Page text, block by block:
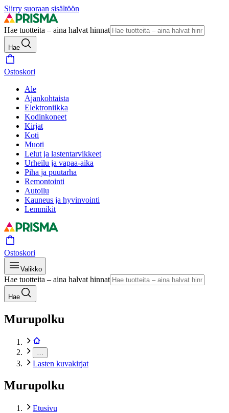
Siirry suoraan sisältöön
Hae tuotteita – aina halvat hinnat
Hae
Ostoskori
Ale
Ajankohtaista
Elektroniikka
Kodinkoneet
Kirjat
Koti
Muoti
Lelut ja lastentarvikkeet
Urheilu ja vapaa-aika
Piha ja puutarha
Remontointi
Autoilu
Kauneus ja hyvinvointi
Lemmikit
Ostoskori
Valikko
Hae tuotteita – aina halvat hinnat
Hae
Murupolku
Lasten kuvakirjat
Murupolku
Etusivu